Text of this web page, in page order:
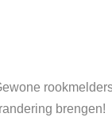
brengen!